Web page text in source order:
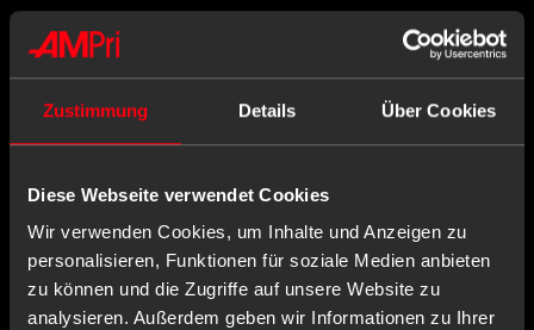
Zustimmung Details Über Cookies
Diese Webseite verwendet Cookies
Wir verwenden Cookies, um Inhalte und Anzeigen zu
personalisieren, Funktionen für soziale Medien anbieten
zu können und die Zugriffe auf unsere Website zu
analysieren. Außerdem geben wir Informationen zu Ihrer
X,XX€
X,XX € * / Stück